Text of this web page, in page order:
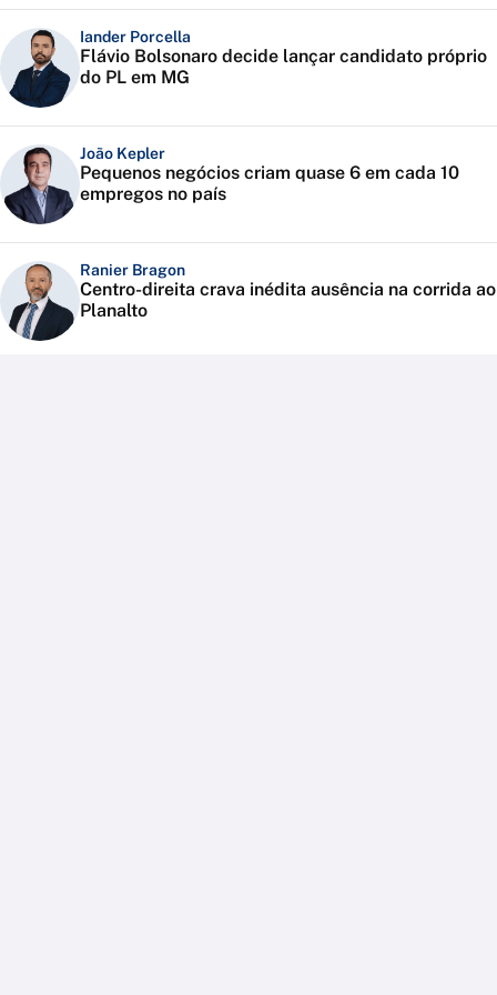
Iander Porcella
Flávio Bolsonaro decide lançar candidato próprio
do PL em MG
João Kepler
Pequenos negócios criam quase 6 em cada 10
empregos no país
Ranier Bragon
Centro-direita crava inédita ausência na corrida ao
Planalto